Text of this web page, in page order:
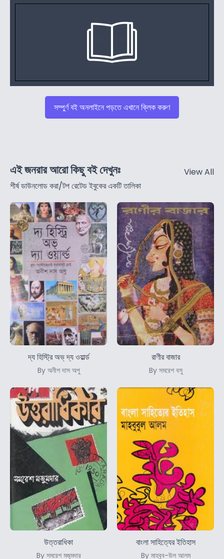
সম্পুর্ণ বই অনলাইনে পড়তে এখানে ক্লিক করুণ
এই জনরার আরো কিছু বই দেখুনঃ
শীর্ষ ডাউনলোড করা/টপ রেটেড ইবুকের একটি তালিকা
View All
দ্য হিস্ট্রি অভ্ দ্য ওয়ার্ল্ড
By অনীশ দাস অপু
রাণীর বাজার
By সমরেশ বসু
উত্তরাধিকা
By সমরেশ মজুমদার
বাংলা সাহিত্যের ইতিহাস
By মাহবুব-উল আলম